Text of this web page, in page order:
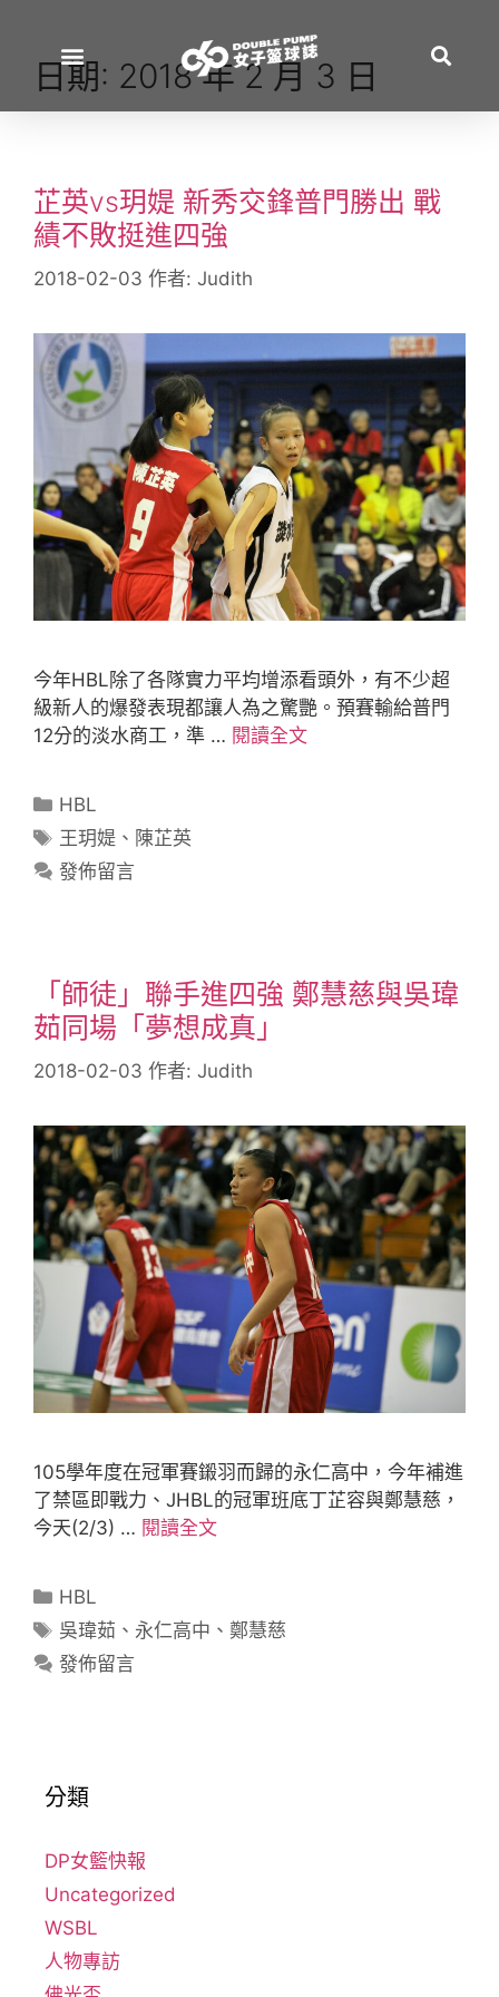
日期: 2018 年 2 月 3 日
芷英vs玥媞 新秀交鋒普門勝出 戰
績不敗挺進四強
2018-02-03 作者: Judith
今年HBL除了各隊實力平均增添看頭外，有不少超
級新人的爆發表現都讓人為之驚艷。預賽輸給普門
12分的淡水商工，準 … 閱讀全文
HBL
王玥媞 、 陳芷英
發佈留言
「師徒」聯手進四強 鄭慧慈與吳瑋
茹同場「夢想成真」
2018-02-03 作者: Judith
105學年度在冠軍賽鎩羽而歸的永仁高中，今年補進
了禁區即戰力、JHBL的冠軍班底丁芷容與鄭慧慈，
今天(2/3) … 閱讀全文
HBL
吳瑋茹 、 永仁高中 、鄭慧慈
發佈留言
分類
DP女籃快報
Uncategorized
WSBL
人物專訪